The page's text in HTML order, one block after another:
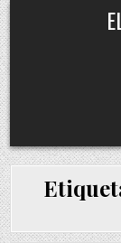
Skip
to
content